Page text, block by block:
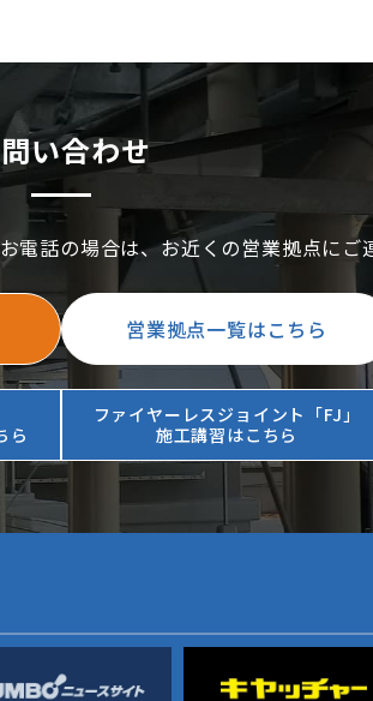
い合わせ
電話の場合は、お近くの営業拠点にご
営業拠点一覧はこちら
ら
ファイヤーレスジョイント「FJ」
施工講習はこちら